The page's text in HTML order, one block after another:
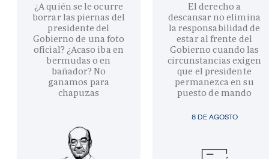
¿A quién se le ocurre
borrar las piernas del
presidente del
Gobierno de una foto
oficial? ¿Acaso iba en
bermudas o en
bañador? No
ganamos para
chapuzas
8 DE AGOSTO
El derecho a
descansar no elimina
la responsabilidad de
estar al frente del
Gobierno cuando las
circunstancias exigen
que el presidente
permanezca en su
puesto de mando